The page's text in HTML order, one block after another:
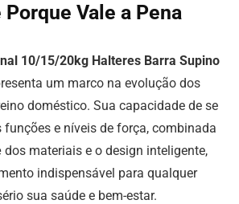
Vale a Pena
10/15/20kg Halteres Barra Supino
um marco na evolução dos
doméstico. Sua capacidade de se
e níveis de força, combinada
dos materiais e o design inteligente,
indispensável para qualquer
sua saúde e bem-estar.